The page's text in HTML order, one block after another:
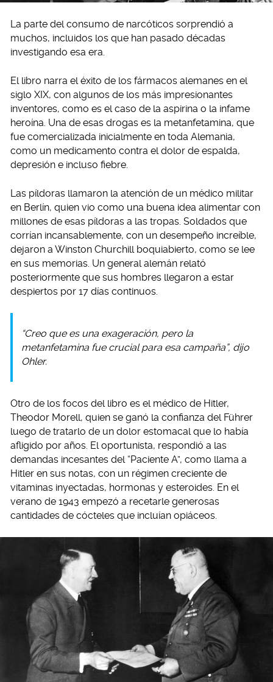
La parte del consumo de narcóticos sorprendió a
muchos, incluidos los que han pasado décadas
investigando esa era.
El libro narra el éxito de los fármacos alemanes en el
siglo XIX, con algunos de los más impresionantes
inventores, como es el caso de la aspirina o la infame
heroína. Una de esas drogas es la metanfetamina, que
fue comercializada inicialmente en toda Alemania,
como un medicamento contra el dolor de espalda,
depresión e incluso fiebre.
Las píldoras llamaron la atención de un médico militar
en Berlín, quien vio como una buena idea alimentar con
millones de esas píldoras a las tropas. Soldados que
corrían incansablemente, con un desempeño increíble,
dejaron a Winston Churchill boquiabierto, como se lee
en sus memorias. Un general alemán relató
posteriormente que sus hombres llegaron a estar
despiertos por 17 días continuos.
“Creo que es una exageración, pero la
metanfetamina fue crucial para esa campaña”, dijo
Ohler.
Otro de los focos del libro es el médico de Hitler,
Theodor Morell, quien se ganó la confianza del Führer
luego de tratarlo de un dolor estomacal que lo había
afligido por años. El oportunista, respondió a las
demandas incesantes del “Paciente A”, como llama a
Hitler en sus notas, con un régimen creciente de
vitaminas inyectadas, hormonas y esteroides. En el
verano de 1943 empezó a recetarle generosas
cantidades de cócteles que incluían opiáceos.